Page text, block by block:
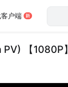
户端
【1080P】